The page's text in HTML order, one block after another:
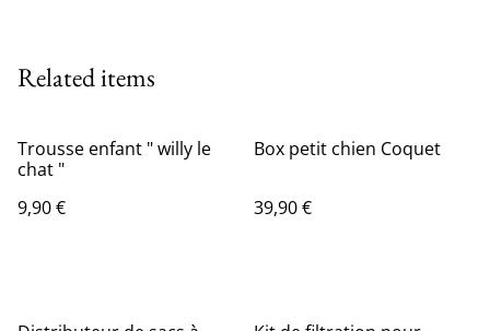
Related items
Trousse enfant " willy le
chat "
9,90 €
Box petit chien Coquet
39,90 €